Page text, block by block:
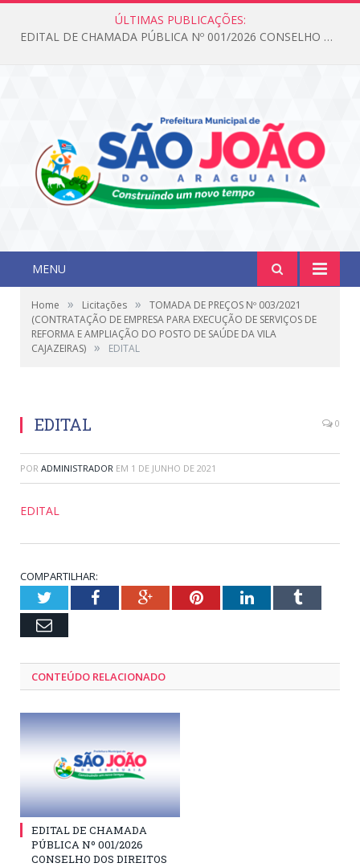
ÚLTIMAS PUBLICAÇÕES:
EDITAL DE CHAMADA PÚBLICA Nº 001/2026 CONSELHO DOS DIREITOS DA CRIANÇA E DO ADOLESCENTE
MENU
Home » Licitações »
TOMADA DE PREÇOS Nº 003/2021
(CONTRATAÇÃO DE EMPRESA PARA EXECUÇÃO DE SERVIÇOS DE
REFORMA E AMPLIAÇÃO DO POSTO DE SAÚDE DA VILA
CAJAZEIRAS) » EDITAL
EDITAL 0
POR ADMINISTRADOR EM 1 DE JUNHO DE 2021
EDITAL
COMPARTILHAR:
TwitterFacebookGoogle+PinterestLinkedInTumblr
Email
CONTEÚDO RELACIONADO
EDITAL DE CHAMADA
PÚBLICA Nº 001/2026
CONSELHO DOS DIREITOS